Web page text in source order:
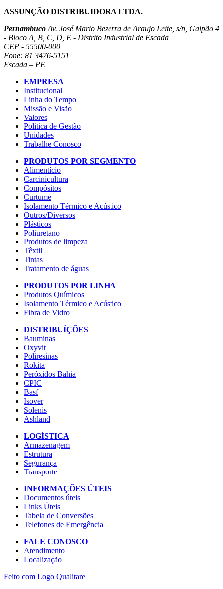
ASSUNÇÃO DISTRIBUIDORA LTDA.
Pernambuco Av. José Mario Bezerra de Araujo Leite, s/n, Galpão 4
- Bloco A, B, C, D, E - Distrito Industrial de Escada
CEP - 55500-000
Fone: 81 3476-5151
Escada – PE
EMPRESA
Institucional
Linha do Tempo
Missão e Visão
Valores
Politica de Gestão
Unidades
Trabalhe Conosco
PRODUTOS POR SEGMENTO
Alimentício
Carcinicultura
Compósitos
Curtume
Isolamento Térmico e Acústico
Outros/Diversos
Plásticos
Poliuretano
Produtos de limpeza
Têxtil
Tintas
Tratamento de águas
PRODUTOS POR LINHA
Produtos Químicos
Isolamento Térmico e Acústico
Fibra de Vidro
DISTRIBUÍÇÕES
Bauminas
Oxyvit
Poliresinas
Rokita
Peróxidos Bahia
CPIC
Basf
Isover
Solenis
Ashland
LOGÍSTICA
Armazenagem
Estrutura
Segurança
Transporte
INFORMAÇÕES ÚTEIS
Documentos úteis
Links Úteis
Tabela de Conversões
Telefones de Emergência
FALE CONOSCO
Atendimento
Localização
Feito com Logo Qualitare